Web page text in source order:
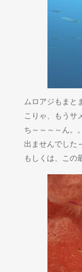
ムロアジもまと
こりゃ、もうサ
ち～～～～ん。
出ませんでした
もしくは、この